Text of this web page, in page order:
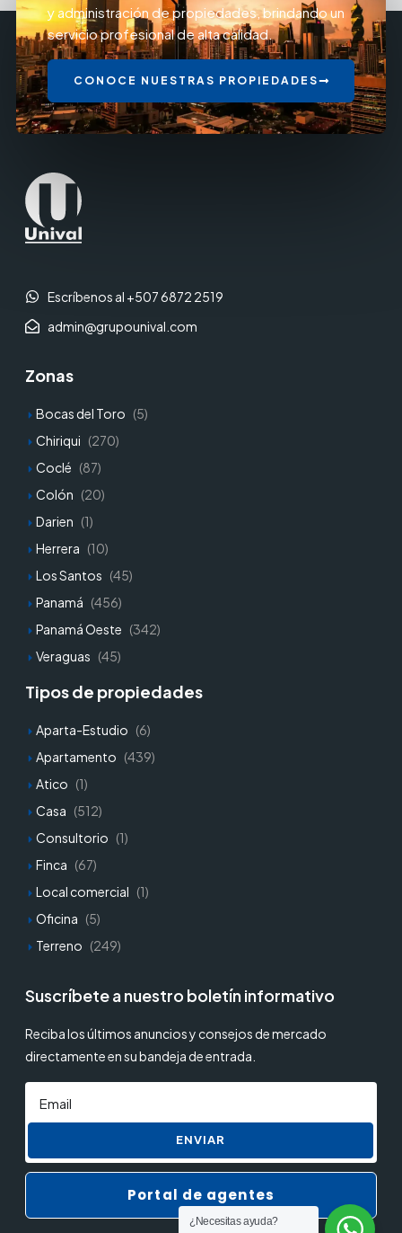
y administración de propiedades, brindando un
servicio profesional de alta calidad.
CONOCE NUESTRAS PROPIEDADES
Escríbenos al +507 6872 2519
admin@grupounival.com
Zonas
Bocas del Toro (5)
Chiriqui (270)
Coclé (87)
Colón (20)
Darien (1)
Herrera (10)
Los Santos (45)
Panamá (456)
Panamá Oeste (342)
Veraguas (45)
Tipos de propiedades
Aparta-Estudio (6)
Apartamento (439)
Atico (1)
Casa (512)
Consultorio (1)
Finca (67)
Local comercial (1)
Oficina (5)
Terreno (249)
Suscríbete a nuestro boletín informativo
Reciba los últimos anuncios y consejos de mercado
directamente en su bandeja de entrada.
ENVIAR
Portal de agentes
¿Necesitas ayuda?